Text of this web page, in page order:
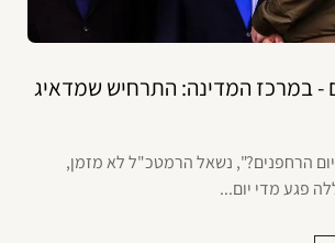
במרכז המדינה: התרחיש שמדאיג
הרחפנים?", נשאל הרמטכ"ל לא מזמן,
פגע מדי יום...